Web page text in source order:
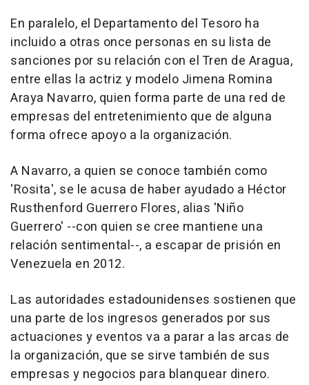
En paralelo, el Departamento del Tesoro ha
incluido a otras once personas en su lista de
sanciones por su relación con el Tren de Aragua,
entre ellas la actriz y modelo Jimena Romina
Araya Navarro, quien forma parte de una red de
empresas del entretenimiento que de alguna
forma ofrece apoyo a la organización.
A Navarro, a quien se conoce también como
'Rosita', se le acusa de haber ayudado a Héctor
Rusthenford Guerrero Flores, alias 'Niño
Guerrero' --con quien se cree mantiene una
relación sentimental--, a escapar de prisión en
Venezuela en 2012.
Las autoridades estadounidenses sostienen que
una parte de los ingresos generados por sus
actuaciones y eventos va a parar a las arcas de
la organización, que se sirve también de sus
empresas y negocios para blanquear dinero.